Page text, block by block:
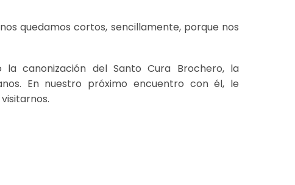
quedamos cortos, sencillamente, porque nos
canonización del Santo Cura Brochero, la
En nuestro próximo encuentro con él, le